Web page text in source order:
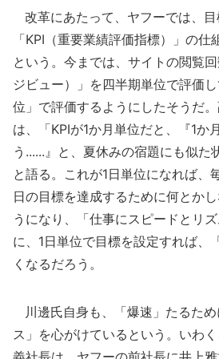
改革にあたって、ヤフーでは、
「KPI（重要業績評価指標）」の仕
という。今までは、サイトの閲覧
ジビュー）」を四半期単位で評価
位」で評価するようにしたそうだ
は、「KPIが1か月単位だと、『1か
う......』と、夏休みの宿題にも似た
と語る。これが1日単位になれば、
日の目標を達成するために何とか
うになり、「仕事にスピードとリ
に、1日単位で目標を設定すれば、
くなるだろう。
川邊氏自身も、「爆速」たるた
ス」を心がけているという。いわ